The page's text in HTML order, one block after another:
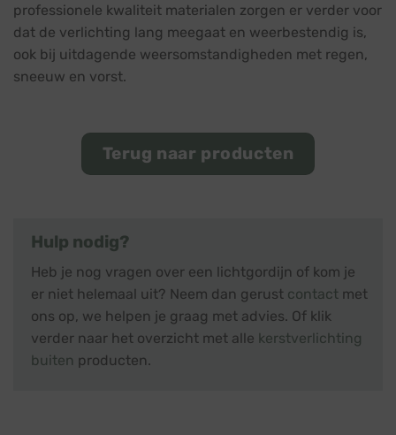
professionele kwaliteit materialen zorgen er verder voor
dat de verlichting lang meegaat en weerbestendig is,
ook bij uitdagende weersomstandigheden met regen,
sneeuw en vorst.
Terug naar producten
Hulp nodig?
Heb je nog vragen over een lichtgordijn of kom je
er niet helemaal uit? Neem dan gerust contact met
ons op, we helpen je graag met advies. Of klik
verder naar het overzicht met alle kerstverlichting
buiten producten.